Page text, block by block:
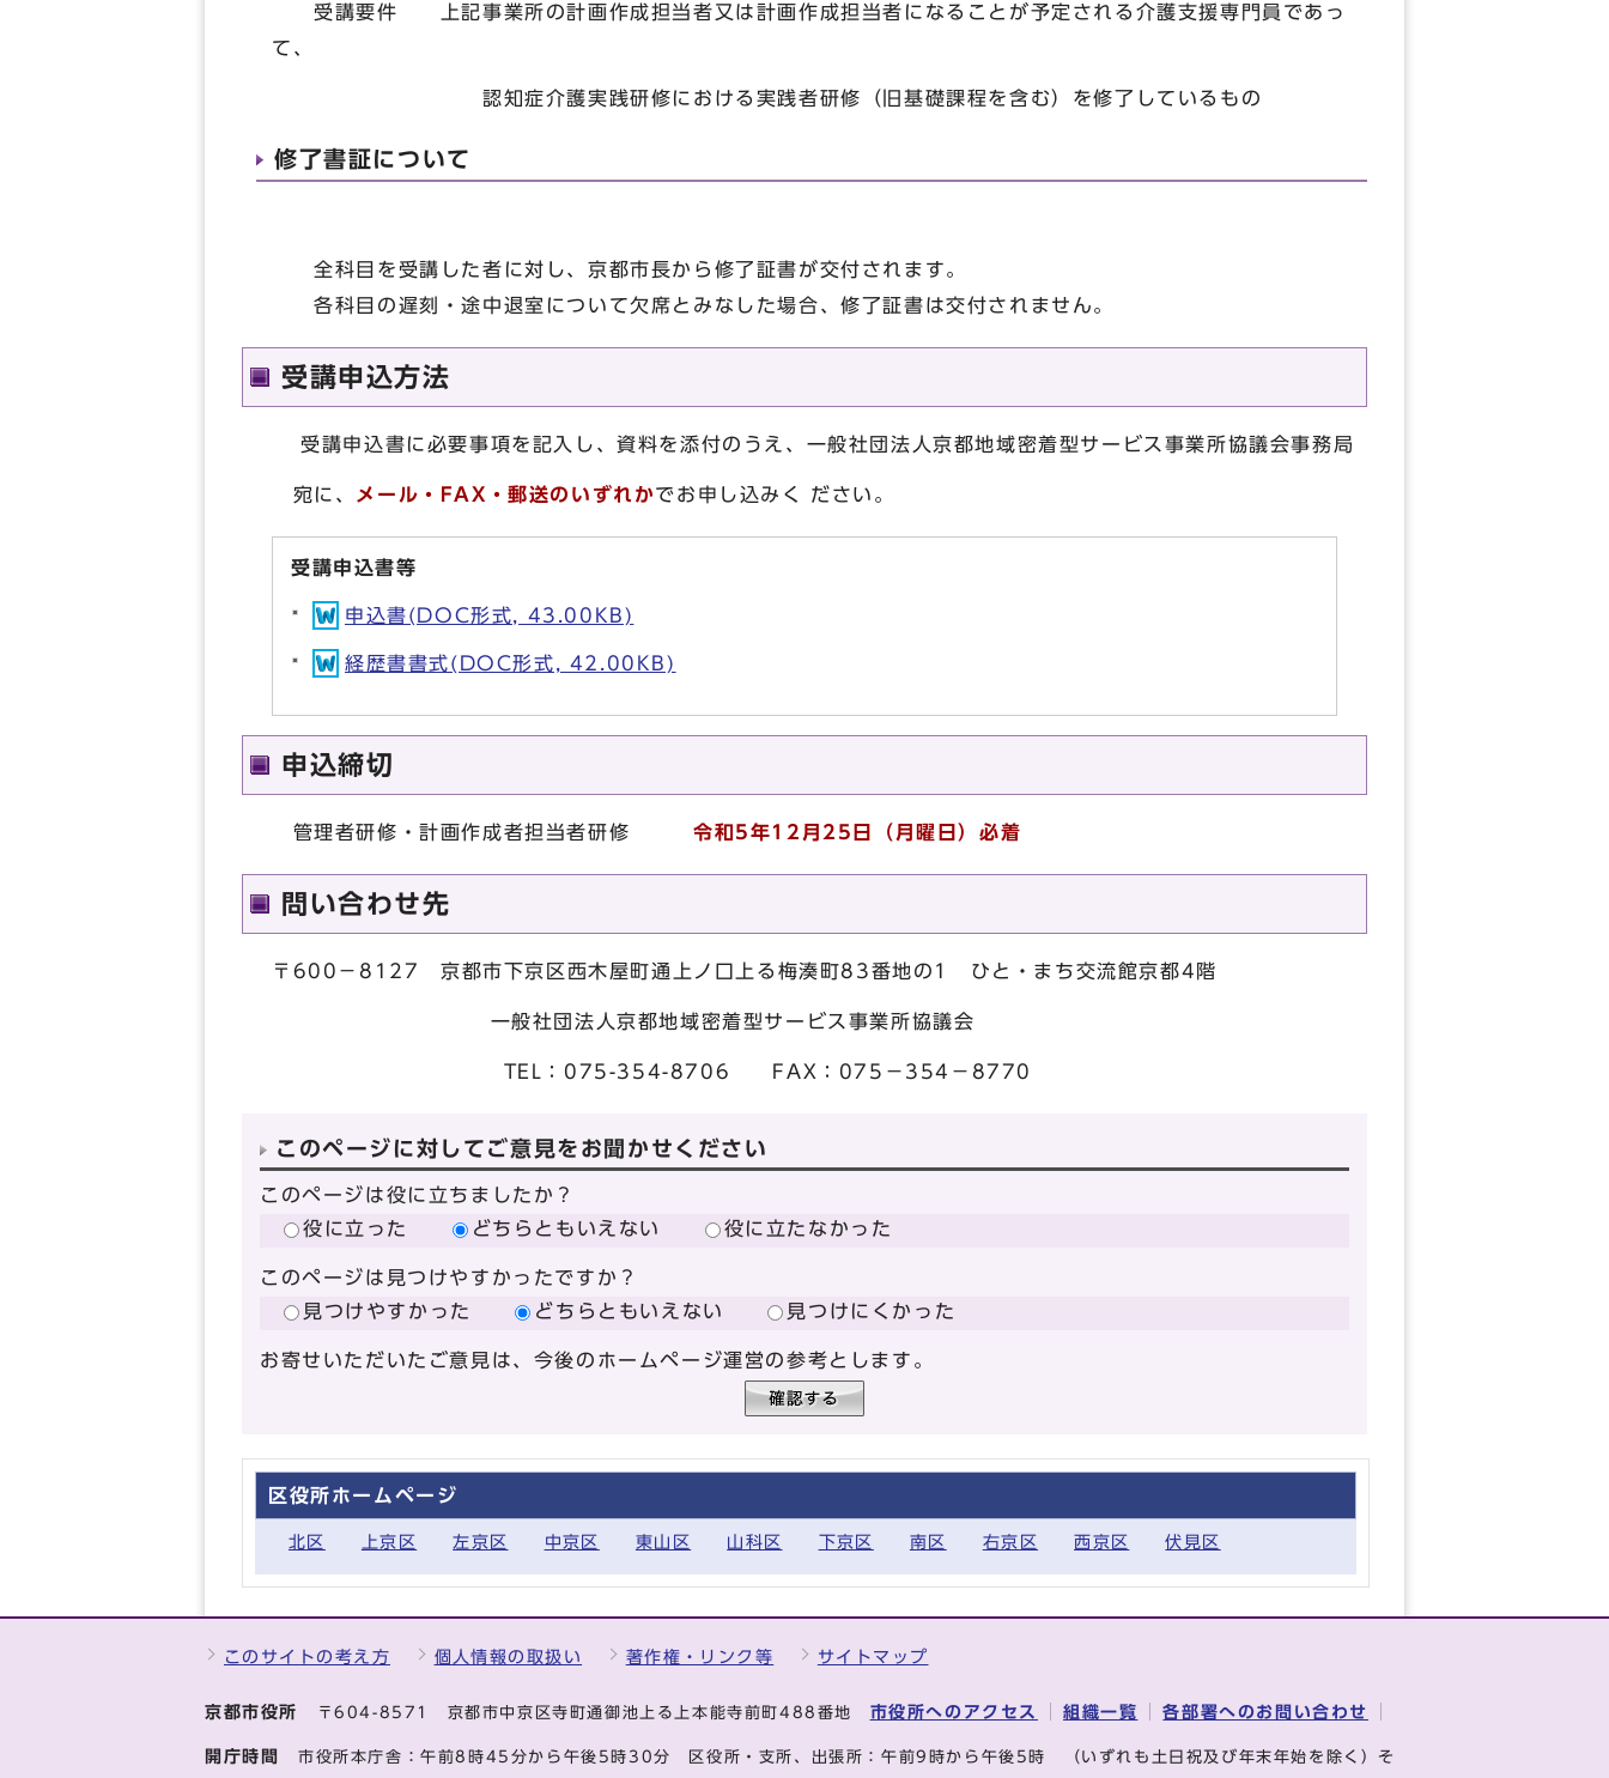
受講要件 上記事業所の計画作成担当者又は計画作成担当者になることが予定される介護支援専門員であっ
て、
認知症介護実践研修における実践者研修（旧基礎課程を含む）を修了しているもの
修了書証について
全科目を受講した者に対し、京都市長から修了証書が交付されます。
各科目の遅刻・途中退室について欠席とみなした場合、修了証書は交付されません。
受講申込方法
受講申込書に必要事項を記入し、資料を添付のうえ、一般社団法人京都地域密着型サービス事業所協議会事務局
宛に、 メール・FAX・郵送のいずれかでお申し込みく ださい。
受講申込書等
申込書(DOC形式, 43.00KB)
経歴書書式(DOC形式, 42.00KB)
申込締切
管理者研修・計画作成者担当者研修 令和5年12月25日（月曜日）必着
問い合わせ先
〒600－8127 京都市下京区西木屋町通上ノ口上る梅湊町83番地の1 ひと・まち交流館京都4階
一般社団法人京都地域密着型サービス事業所協議会
TEL：075-354-8706 FAX：075－354－8770
このページに対してご意見をお聞かせください
このページは役に立ちましたか？
役に立った
どちらともいえない 役に立たなかった
このページは見つけやすかったですか？
見つけやすかった
どちらともいえない 見つけにくかった
お寄せいただいたご意見は、今後のホームページ運営の参考とします。
区役所ホームページ
北区 上京区 左京区 中京区 東山区 山科区 下京区 南区 右京区 西京区 伏見区
このサイトの考え方 個人情報の取扱い 著作権・リンク等 サイトマップ
京都市役所 〒604-8571 京都市中京区寺町通御池上る上本能寺前町488番地 市役所へのアクセス 組織一覧 各部署へのお問い合わせ
開庁時間 市役所本庁舎：午前8時45分から午後5時30分 区役所・支所、出張所：午前9時から午後5時 （いずれも土日祝及び年末年始を除く）そ